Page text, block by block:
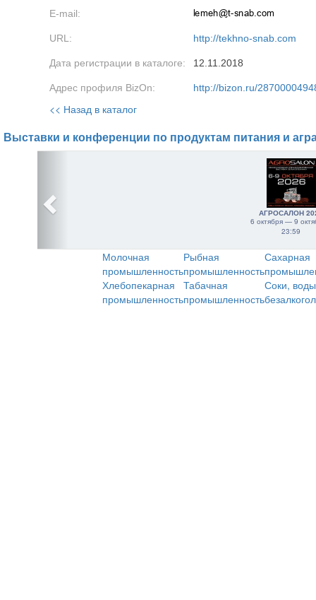
E-mail:
URL: http://tekhno-snab.com
Дата регистрации в каталоге: 12.11.2018
Адрес профиля BizOn: http://bizon.ru/
<< Назад в каталог
Выставки и конференции по продуктам питания и
АГРОСАЛОН
6 октября — 9
23:59
Молочная
промышленность
Рыбная
промышленность
Сахарная
Хлебопекарная
промышленность
Табачная
промышленность
Соки,